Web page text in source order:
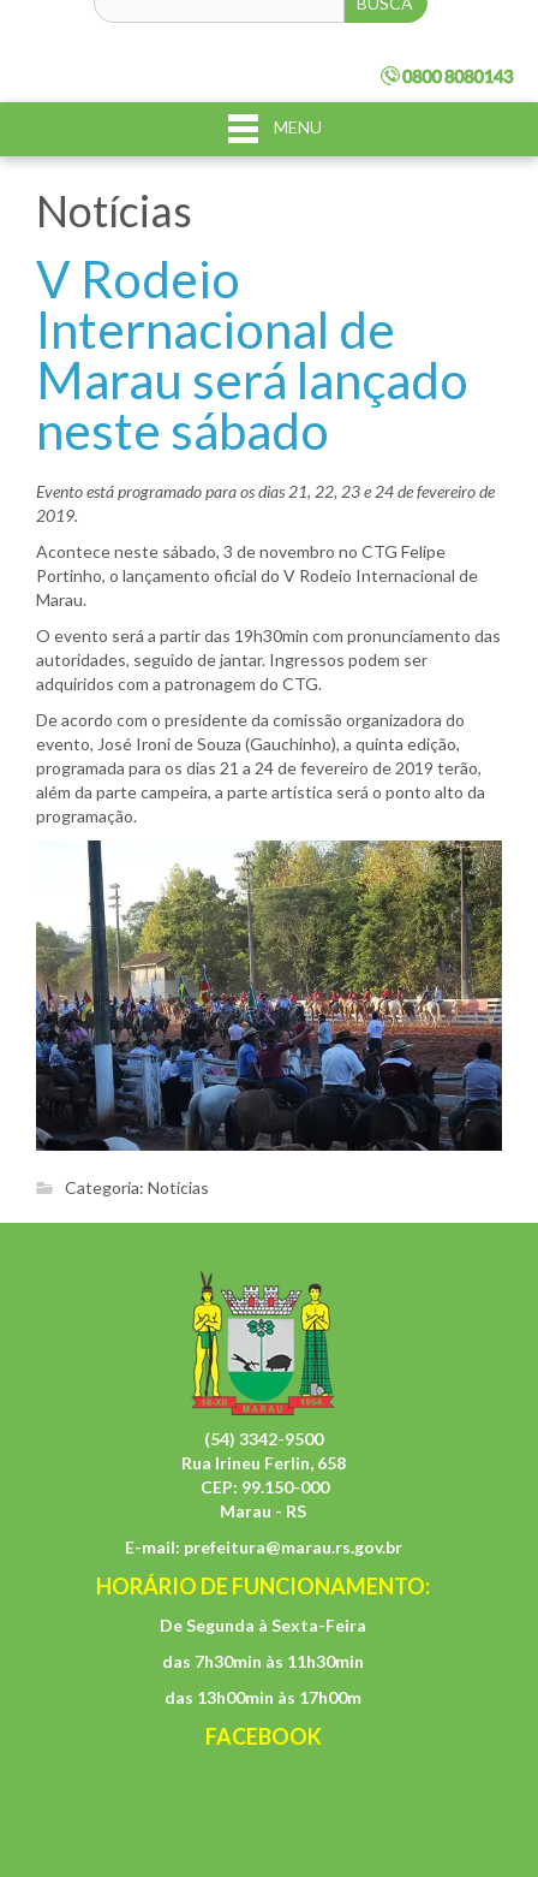
MENU
Notícias
V Rodeio
Internacional de
Marau será lançado
neste sábado
Evento está programado para os dias 21, 22, 23 e 24 de fevereiro de
2019.
Acontece neste sábado, 3 de novembro no CTG Felipe
Portinho, o lançamento oficial do V Rodeio Internacional de
Marau.
O evento será a partir das 19h30min com pronunciamento das
autoridades, seguido de jantar. Ingressos podem ser
adquiridos com a patronagem do CTG.
De acordo com o presidente da comissão organizadora do
evento, José Ironi de Souza (Gauchinho), a quinta edição,
programada para os dias 21 a 24 de fevereiro de 2019 terão,
além da parte campeira, a parte artística será o ponto alto da
programação.
Categoria: Notícias
(54) 3342-9500
Rua Irineu Ferlin, 658
CEP: 99.150-000
Marau - RS
E-mail: prefeitura@marau.rs.gov.br
HORÁRIO DE FUNCIONAMENTO:
De Segunda à Sexta-Feira
das 7h30min às 11h30min
das 13h00min às 17h00m
FACEBOOK